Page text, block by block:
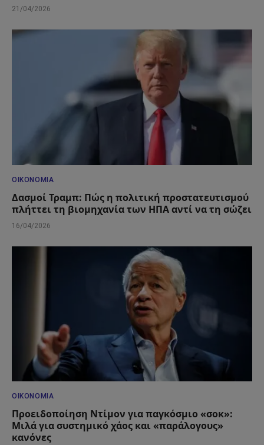
21/04/2026
ΟΙΚΟΝΟΜΊΑ
Δασμοί Τραμπ: Πώς η πολιτική προστατευτισμού
πλήττει τη βιομηχανία των ΗΠΑ αντί να τη σώζει
16/04/2026
ΟΙΚΟΝΟΜΊΑ
Προειδοποίηση Ντίμον για παγκόσμιο «σοκ»:
Μιλά για συστημικό χάος και «παράλογους»
κανόνες